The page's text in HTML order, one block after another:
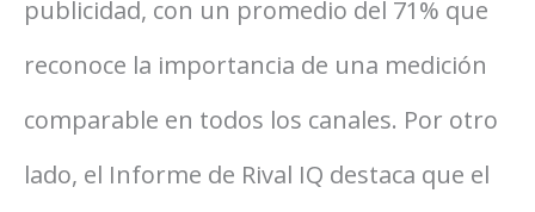
publicidad, con un promedio del 71% que
reconoce la importancia de una medición
comparable en todos los canales. Por otro
lado, el Informe de Rival IQ destaca que el